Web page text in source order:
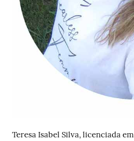
Teresa Isabel Silva, licenciada